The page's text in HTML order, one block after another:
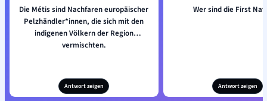
Die Métis sind Nachfaren europäischer
Pelzhändler*innen, die sich mit den
indigenen Völkern der Region
vermischten.
Antwort zeigen
Wer sind die First
Antwort zeigen